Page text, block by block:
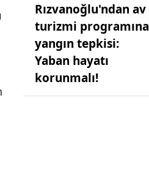
Rızvanoğlu'ndan av
turizmi programına
yangın tepkisi:
Yaban hayatı
korunmalı!